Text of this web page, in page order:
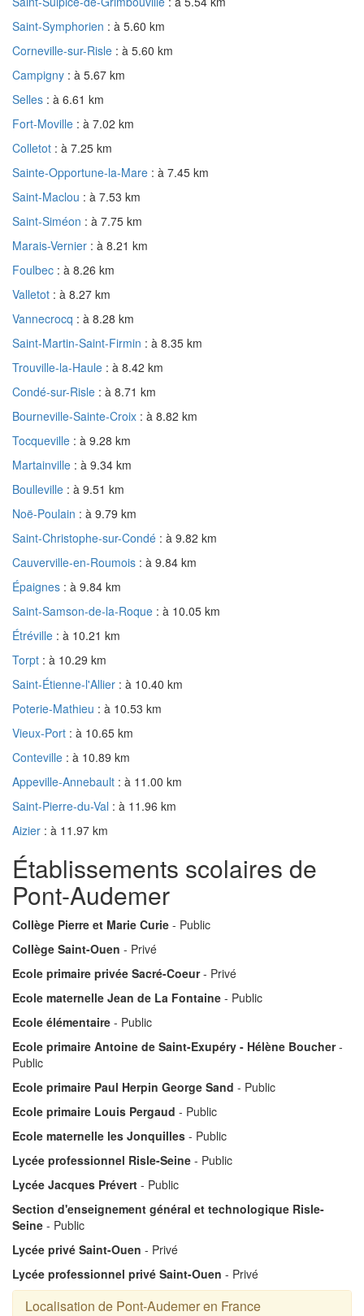
Saint-Symphorien : à 5.60 km
Corneville-sur-Risle : à 5.60 km
Campigny : à 5.67 km
Selles : à 6.61 km
Fort-Moville : à 7.02 km
Colletot : à 7.25 km
Sainte-Opportune-la-Mare : à 7.45 km
Saint-Maclou : à 7.53 km
Saint-Siméon : à 7.75 km
Marais-Vernier : à 8.21 km
Foulbec : à 8.26 km
Valletot : à 8.27 km
Vannecrocq : à 8.28 km
Saint-Martin-Saint-Firmin : à 8.35 km
Trouville-la-Haule : à 8.42 km
Condé-sur-Risle : à 8.71 km
Bourneville-Sainte-Croix : à 8.82 km
Tocqueville : à 9.28 km
Martainville : à 9.34 km
Boulleville : à 9.51 km
Noë-Poulain : à 9.79 km
Saint-Christophe-sur-Condé : à 9.82 km
Cauverville-en-Roumois : à 9.84 km
Épaignes : à 9.84 km
Saint-Samson-de-la-Roque : à 10.05 km
Étréville : à 10.21 km
Torpt : à 10.29 km
Saint-Étienne-l'Allier : à 10.40 km
Poterie-Mathieu : à 10.53 km
Vieux-Port : à 10.65 km
Conteville : à 10.89 km
Appeville-Annebault : à 11.00 km
Saint-Pierre-du-Val : à 11.96 km
Aizier : à 11.97 km
Établissements scolaires de
Pont-Audemer
Collège Pierre et Marie Curie - Public
Collège Saint-Ouen - Privé
Ecole primaire privée Sacré-Coeur- Privé
Ecole maternelle Jean de La Fontaine - Public
Ecole élémentaire - Public
Ecole primaire Antoine de Saint-Exupéry - Hélène Boucher-
Public
Ecole primaire Paul Herpin George Sand - Public
Ecole primaire Louis Pergaud - Public
Ecole maternelle les Jonquilles - Public
Lycée professionnel Risle-Seine - Public
Lycée Jacques Prévert - Public
Section d'enseignement général et technologique Risle-
Seine - Public
Lycée privé Saint-Ouen - Privé
Lycée professionnel privé Saint-Ouen - Privé
Localisation de Pont-Audemer en France